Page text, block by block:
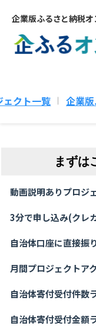
企業版ふるさと納税
ェクト一覧 企業
まずは
動画説明ありプロジ
3分で申し込み(クレ
自治体口座に直接振
月間プロジェクトア
自治体寄付受付件数
自治体寄付受付金額